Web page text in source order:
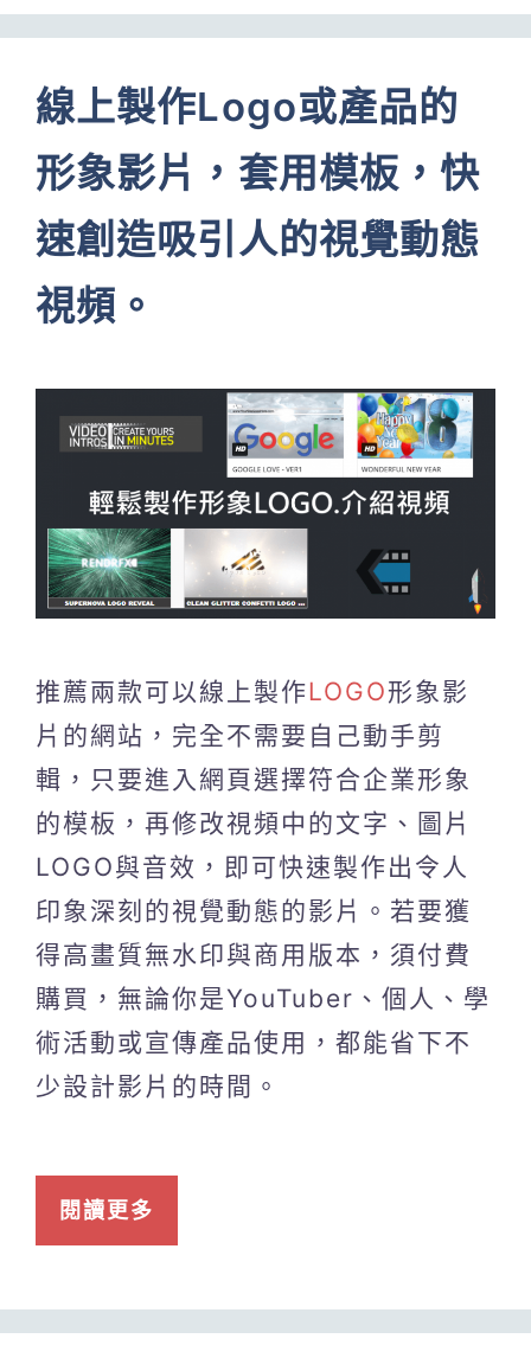
線上製作Logo或產品的
形象影片，套用模板，快
速創造吸引人的視覺動態
視頻。
推薦兩款可以線上製作LOGO形象影
片的網站，完全不需要自己動手剪
輯，只要進入網頁選擇符合企業形象
的模板，再修改視頻中的文字、圖片
LOGO與音效，即可快速製作出令人
印象深刻的視覺動態的影片。若要獲
得高畫質無水印與商用版本，須付費
購買，無論你是YouTuber、個人、學
術活動或宣傳產品使用，都能省下不
少設計影片的時間。
閱讀更多